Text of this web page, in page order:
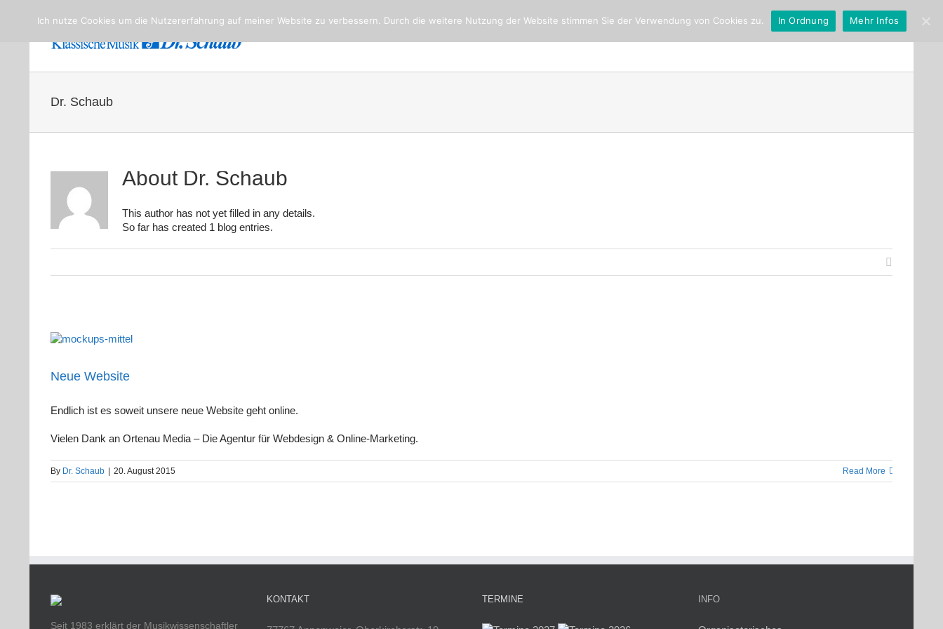
Presse Kontakt
Dr. Schaub
About Dr. Schaub
This author has not yet filled in any details.
So far has created 1 blog entries.
Neue Website
Endlich ist es soweit unsere neue Website geht online.
Vielen Dank an Ortenau Media – Die Agentur für Webdesign & Online-Marketing.
By Dr. Schaub 20. August 2015 Read More
Seit 1983 erklärt der Musikwissenschaftler
KONTAKT TERMINE INFO
Ich nutze Cookies um die Nutzererfahrung auf meiner Website zu verbessern. Durch die weitere Nutzung der Website stimmen Sie der Verwendung von Cookies zu. In Ordnung Mehr Infos